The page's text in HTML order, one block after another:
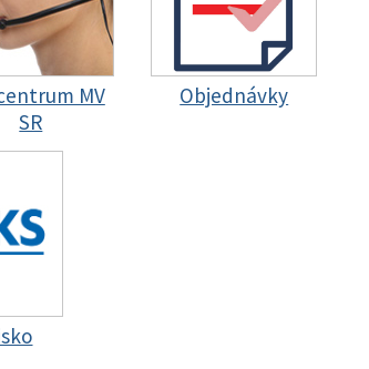
MV
SR
Objednávky